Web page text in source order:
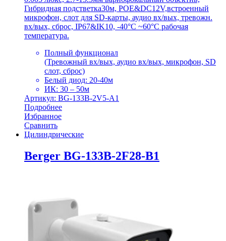
Гибридная подстветка30м, POE&DC12V,встроенный
микрофон, слот для SD-карты, аудио вх/вых, тревожн.
вх/вых, сброс, IP67&IK10, -40°C ~60°C рабочая
температура.
Полный функционал
(Тревожный вх/вых, аудио вх/вых, микрофон, SD
слот, сброс)
Белый диод: 20-40м
ИК: 30 – 50м
Артикул: BG-133B-2V5-A1
Подробнее
Избранное
Сравнить
Цилиндрические
Berger BG-133B-2F28-B1